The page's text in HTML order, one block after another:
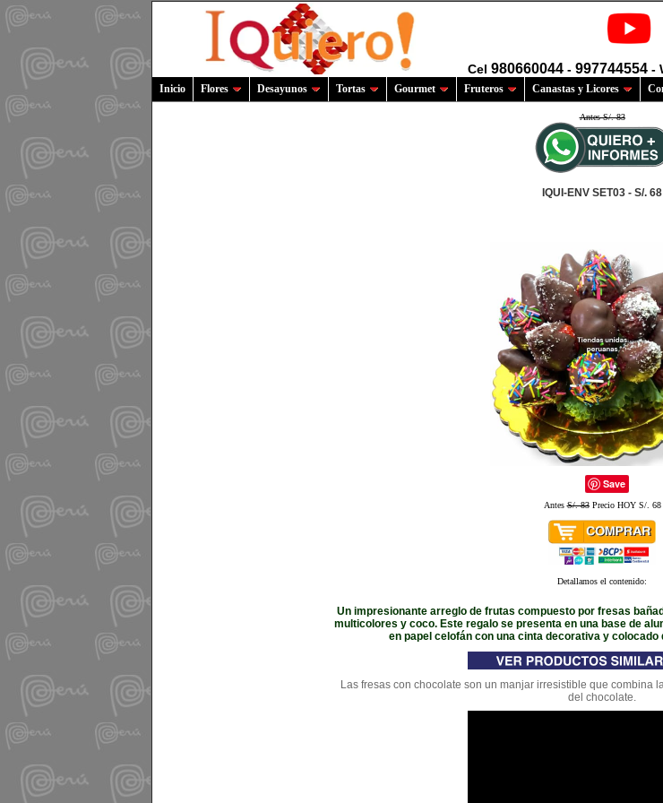
Cel 980660044 - 997744554 -
Inicio Flores Desayunos Tortas Gourmet Fruteros Canastas y Licores
Antes S/. 83
IQUI-ENV SET03 - S/. 68
Save
AntesS/. 83Precio HOY S/. 68
Detallamos el contenido:
Un impresionante arreglo de frutas compuesto por fresas
multicolores y coco. Este regalo se presenta en una base de
en papel celofán con una cinta decorativa y colocado
Las fresas con chocolate son un manjar irresistible que combina
del chocolate.